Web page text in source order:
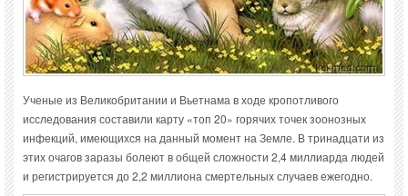
Ученые из Великобритании и Вьетнама в ходе кропотливого
исследования составили карту «топ 20» горячих точек зоонозных
инфекций, имеющихся на данный момент на Земле. В тринадцати из
этих очагов заразы болеют в общей сложности 2,4 миллиарда людей
и регистрируется до 2,2 миллиона смертельных случаев ежегодно.